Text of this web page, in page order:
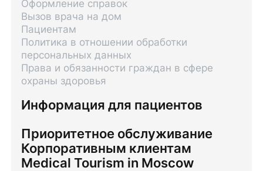
Информация для пациентов
Оформление справок
Вызов врача на дом
Пациентам
Политика в отношении обработки
персональных данных
Права и обязанности граждан в сфере
охраны здоровья
Приоритетное обслуживание
Корпоративным клиентам
Medical Tourism in Moscow